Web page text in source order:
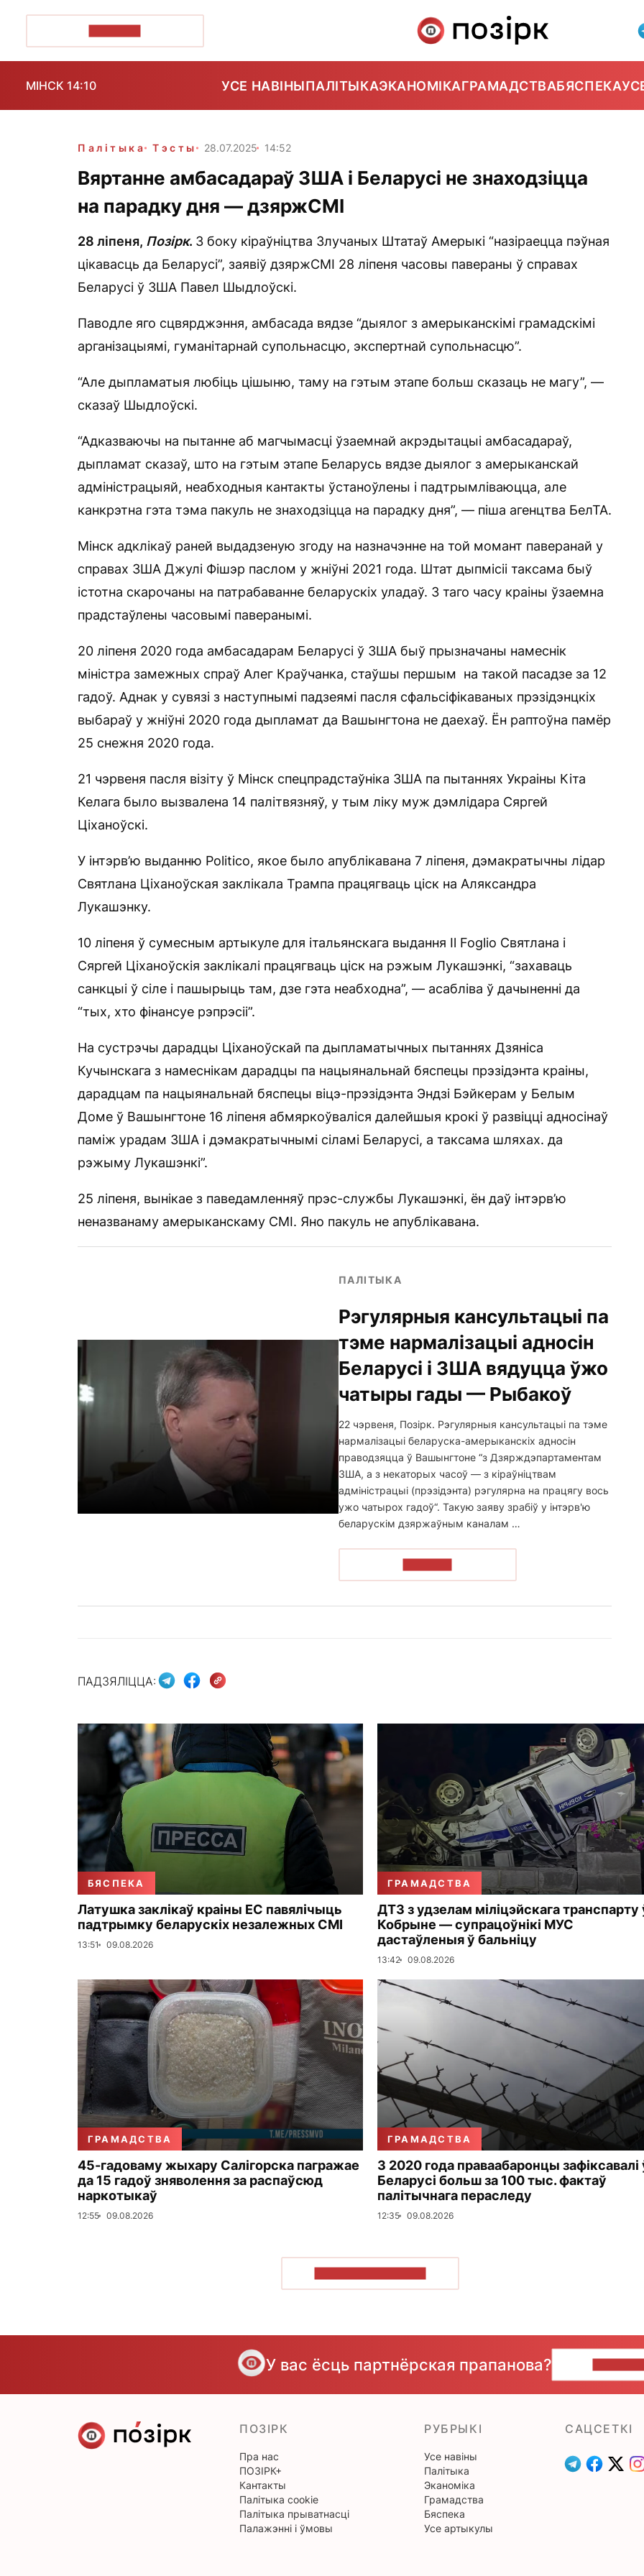
МІНСК 14:10 УСЕ НАВІНЫПАЛІТЫКАЭКАНОМІКАГРАМАДСТВАБЯСПЕКА
Палітыка Тэсты 28.07.2025 14:52
Вяртанне амбасадараў ЗША і Беларусі не знаходзіцца
на парадку дня — дзяржСМІ
28 ліпеня, Позірк. З боку кіраўніцтва Злучаных Штатаў Амерыкі “назіраецца пэўная
цікавасць да Беларусі”, заявіў дзяржСМІ 28 ліпеня часовы павераны ў справах
Беларусі ў ЗША Павел Шыдлоўскі.
Паводле яго сцвярджэння, амбасада вядзе “дыялог з амерыканскімі грамадскімі
арганізацыямі, гуманітарнай супольнасцю, экспертнай супольнасцю”.
“Але дыпламатыя любіць цішыню, таму на гэтым этапе больш сказаць не магу”, —
сказаў Шыдлоўскі.
“Адказваючы на пытанне аб магчымасці ўзаемнай акрэдытацыі амбасадараў,
дыпламат сказаў, што на гэтым этапе Беларусь вядзе дыялог з амерыканскай
адміністрацыяй, неабходныя кантакты ўстаноўлены і падтрымліваюцца, але
канкрэтна гэта тэма пакуль не знаходзіцца на парадку дня”, — піша агенцтва БелТА.
Мінск адклікаў раней выдадзеную згоду на назначэнне на той момант паверанай у
справах ЗША Джулі Фішэр паслом у жніўні 2021 года. Штат дыпмісіі таксама быў
істотна скарочаны на патрабаванне беларускіх уладаў. З таго часу краіны ўзаемна
прадстаўлены часовымі паверанымі.
20 ліпеня 2020 года амбасадарам Беларусі ў ЗША быў прызначаны намеснік
міністра замежных спраў Алег Краўчанка, стаўшы першым на такой пасадзе за 12
гадоў. Аднак у сувязі з наступнымі падзеямі пасля сфальсіфікаваных прэзідэнцкіх
выбараў у жніўні 2020 года дыпламат да Вашынгтона не даехаў. Ён раптоўна памёр
25 снежня 2020 года.
21 чэрвеня пасля візіту ў Мінск спецпрадстаўніка ЗША па пытаннях Украіны Кіта
Келага было вызвалена 14 палітвязняў, у тым ліку муж дэмлідара Сяргей
Ціханоўскі.
У інтэрв’ю выданню Politico, якое было апублікавана 7 ліпеня, дэмакратычны лідар
Святлана Ціханоўская заклікала Трампа працягваць ціск на Аляксандра
Лукашэнку.
10 ліпеня ў сумесным артыкуле для італьянскага выдання Il Foglio Святлана і
Сяргей Ціханоўскія заклікалі працягваць ціск на рэжым Лукашэнкі, “захаваць
санкцыі ў сіле і пашырыць там, дзе гэта неабходна”, — асабліва ў дачыненні да
“тых, хто фінансуе рэпрэсіі”.
На сустрэчы дарадцы Ціханоўскай па дыпламатычных пытаннях Дзяніса
Кучынскага з намеснікам дарадцы па нацыянальнай бяспецы прэзідэнта краіны,
дарадцам па нацыянальнай бяспецы віцэ-прэзідэнта Эндзі Бэйкерам у Белым
Доме ў Вашынгтоне 16 ліпеня абмяркоўваліся далейшыя крокі ў развіцці адносінаў
паміж урадам ЗША і дэмакратычнымі сіламі Беларусі, а таксама шляхах. да
рэжыму Лукашэнкі”.
25 ліпеня, вынікае з паведамленняў прэс-службы Лукашэнкі, ён даў інтэрв’ю
неназванаму амерыканскаму СМІ. Яно пакуль не апублікавана.
ПАЛІТЫКА
Рэгулярныя кансультацыі па
тэме нармалізацыі адносін
Беларусі і ЗША вядуцца ўжо
чатыры гады — Рыбакоў
22 чэрвеня, Позірк. Рэгулярныя кансультацыі па тэме
нармалізацыі беларуска-амерыканскіх адносін
праводзяцца ў Вашынгтоне “з Дзярждэпартаментам
ЗША, а з некаторых часоў — з кіраўніцтвам
адміністрацыі (прэзідэнта) рэгулярна на працягу вось
ужо чатырох гадоў“. Такую заяву зрабіў у інтэрв'ю
беларускім дзяржаўным каналам …
ПАДЗЯЛІЦЦА:
БЯСПЕКА
Латушка заклікаў краіны ЕС павялічыць
падтрымку беларускіх незалежных СМІ
13:51 09.08.2026
ГРАМАДСТВА
ДТЗ з удзелам міліцэйскага транспарту
Кобрыне — супрацоўнікі МУС
дастаўленыя ў бальніцу
13:42 09.08.2026
ГРАМАДСТВА
45-гадоваму жыхару Салігорска пагражае
да 15 гадоў зняволення за распаўсюд
наркотыкаў
12:55 09.08.2026
ГРАМАДСТВА
З 2020 года праваабаронцы зафіксавалі
Беларусі больш за 100 тыс. фактаў
палітычнага пераследу
12:35 09.08.2026
У вас ёсць партнёрская прапанова?
ПОЗІРК
Пра нас
ПОЗІРК+
Кантакты
Палітыка cookie
Палітыка прыватнасці
Палажэнні і ўмовы
РУБРЫКІ
Усе навіны
Палітыка
Эканоміка
Грамадства
Бяспека
Усе артыкулы
САЦСЕТКІ